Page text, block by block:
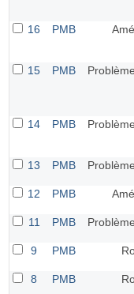
16 PMB
15 PMB
14 PMB
13 PMB
12 PMB
11 PMB
9 PMB
8 PMB